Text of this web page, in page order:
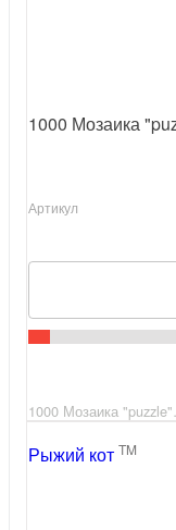
1000 Мозаика
Артикул
1000 Мозаика
Рыжий кот TM